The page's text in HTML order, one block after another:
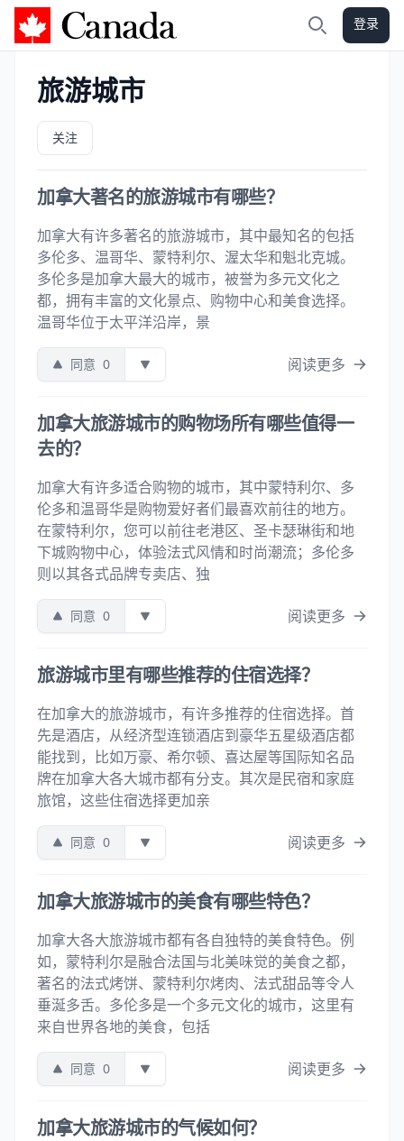
加拿大攻略 登录
旅游城市
关注
加拿大著名的旅游城市有哪些？
加拿大有许多著名的旅游城市，其中最知名的包括
多伦多、温哥华、蒙特利尔、渥太华和魁北克城。
多伦多是加拿大最大的城市，被誉为多元文化之
都，拥有丰富的文化景点、购物中心和美食选择。
温哥华位于太平洋沿岸，景
同意 0 阅读更多
加拿大旅游城市的购物场所有哪些值得一
去的？
加拿大有许多适合购物的城市，其中蒙特利尔、多
伦多和温哥华是购物爱好者们最喜欢前往的地方。
在蒙特利尔，您可以前往老港区、圣卡瑟琳街和地
下城购物中心，体验法式风情和时尚潮流；多伦多
则以其各式品牌专卖店、独
同意 0 阅读更多
旅游城市里有哪些推荐的住宿选择？
在加拿大的旅游城市，有许多推荐的住宿选择。首
先是酒店，从经济型连锁酒店到豪华五星级酒店都
能找到，比如万豪、希尔顿、喜达屋等国际知名品
牌在加拿大各大城市都有分支。其次是民宿和家庭
旅馆，这些住宿选择更加亲
同意 0 阅读更多
加拿大旅游城市的美食有哪些特色？
加拿大各大旅游城市都有各自独特的美食特色。例
如，蒙特利尔是融合法国与北美味觉的美食之都，
著名的法式烤饼、蒙特利尔烤肉、法式甜品等令人
垂涎多舌。多伦多是一个多元文化的城市，这里有
来自世界各地的美食，包括
同意 0 阅读更多
加拿大旅游城市的气候如何？